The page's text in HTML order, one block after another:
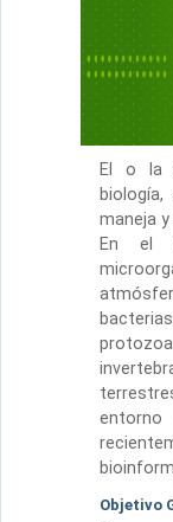
El o la
maneja
En el
Objetivo